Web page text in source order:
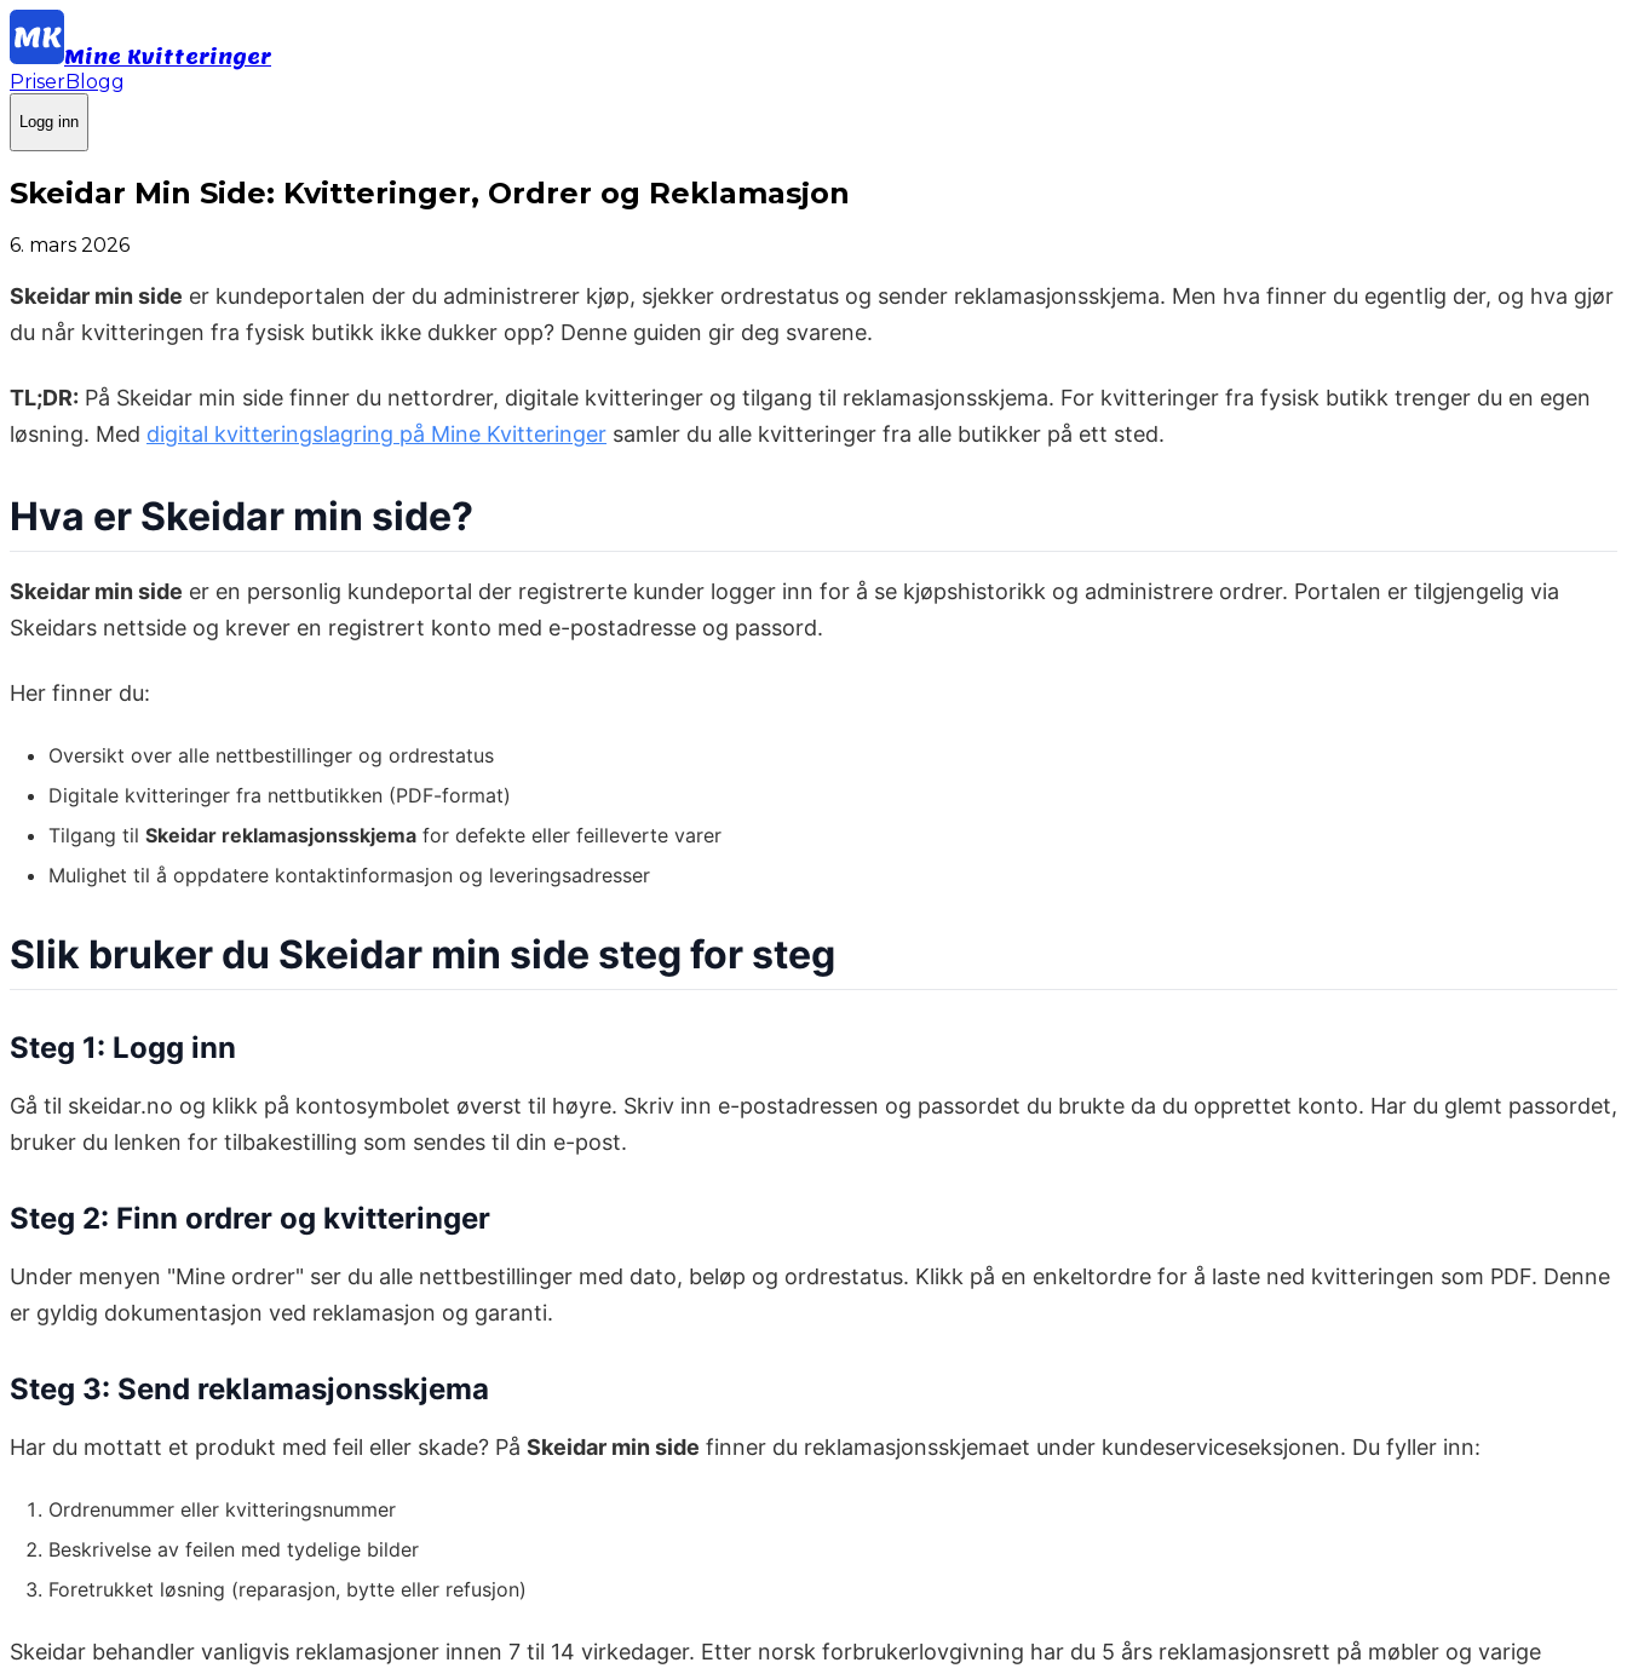
Mine Kvitteringer
PriserBlogg
Logg inn
Skeidar Min Side: Kvitteringer, Ordrer og Reklamasjon
6. mars 2026
Skeidar min side er kundeportalen der du administrerer kjøp, sjekker ordrestatus og sender reklamasjonsskjema. Men hva finner du egentlig der, og hva gjør
du når kvitteringen fra fysisk butikk ikke dukker opp? Denne guiden gir deg svarene.
TL;DR: På Skeidar min side finner du nettordrer, digitale kvitteringer og tilgang til reklamasjonsskjema. For kvitteringer fra fysisk butikk trenger du en egen
løsning. Med digital kvitteringslagring på Mine Kvitteringer samler du alle kvitteringer fra alle butikker på ett sted.
Hva er Skeidar min side?
Skeidar min side er en personlig kundeportal der registrerte kunder logger inn for å se kjøpshistorikk og administrere ordrer. Portalen er tilgjengelig via
Skeidars nettside og krever en registrert konto med e-postadresse og passord.
Her finner du:
Oversikt over alle nettbestillinger og ordrestatus
Digitale kvitteringer fra nettbutikken (PDF-format)
Tilgang til Skeidar reklamasjonsskjema for defekte eller feilleverte varer
Mulighet til å oppdatere kontaktinformasjon og leveringsadresser
Slik bruker du Skeidar min side steg for steg
Steg 1: Logg inn
Gå til skeidar.no og klikk på kontosymbolet øverst til høyre. Skriv inn e-postadressen og passordet du brukte da du opprettet konto. Har du glemt passordet,
bruker du lenken for tilbakestilling som sendes til din e-post.
Steg 2: Finn ordrer og kvitteringer
Under menyen "Mine ordrer" ser du alle nettbestillinger med dato, beløp og ordrestatus. Klikk på en enkeltordre for å laste ned kvitteringen som PDF. Denne
er gyldig dokumentasjon ved reklamasjon og garanti.
Steg 3: Send reklamasjonsskjema
Har du mottatt et produkt med feil eller skade? På Skeidar min side finner du reklamasjonsskjemaet under kundeserviceseksjonen. Du fyller inn:
Ordrenummer eller kvitteringsnummer
Beskrivelse av feilen med tydelige bilder
Foretrukket løsning (reparasjon, bytte eller refusjon)
Skeidar behandler vanligvis reklamasjoner innen 7 til 14 virkedager. Etter norsk forbrukerlovgivning har du 5 års reklamasjonsrett på møbler og varige